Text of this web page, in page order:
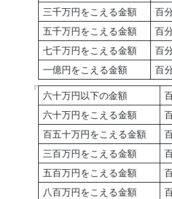
三千万円をこえる金額
百
五千万円をこえる金額
百
七千万円をこえる金額
百
一億円をこえる金額
百
「 六十万円以下の金額
六十万円をこえる金額
百五十万円をこえる金額
三百万円をこえる金額
五百万円をこえる金額
八百万円をこえる金額